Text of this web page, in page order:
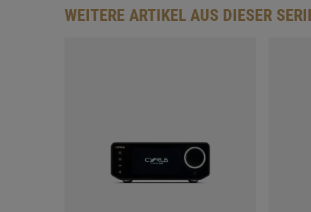
WEITERE ARTIKEL AUS DIESER